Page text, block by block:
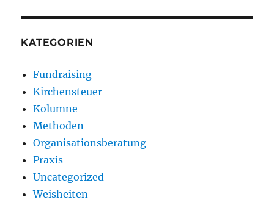
KATEGORIEN
Fundraising
Kirchensteuer
Kolumne
Methoden
Organisationsberatung
Praxis
Uncategorized
Weisheiten